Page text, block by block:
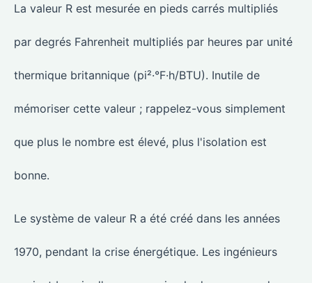
La valeur R est mesurée en pieds carrés multipliés
par degrés Fahrenheit multipliés par heures par unité
thermique britannique (pi²·°F·h/BTU). Inutile de
mémoriser cette valeur ; rappelez-vous simplement
que plus le nombre est élevé, plus l'isolation est
bonne.
Le système de valeur R a été créé dans les années
1970, pendant la crise énergétique. Les ingénieurs